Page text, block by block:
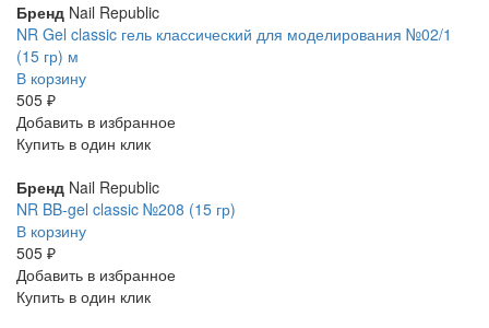
Бренд Nail Republic
NR Gel classic гель классический для моделирования №02/1
(15 гр) м
В корзину
505 ₽
Добавить в избранное
Купить в один клик
Бренд Nail Republic
NR BB-gel classic №208 (15 гр)
В корзину
505 ₽
Добавить в избранное
Купить в один клик